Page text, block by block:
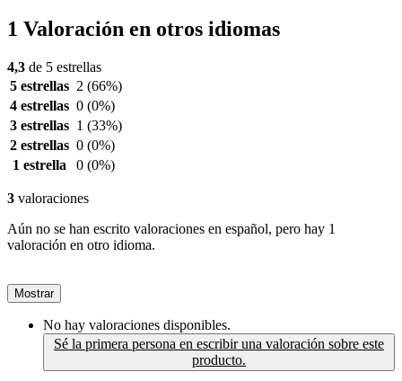
1 Valoración en otros idiomas
4,3 de 5 estrellas
5 estrellas 2 (66%)
4 estrellas 0 (0%)
3 estrellas 1 (33%)
2 estrellas 0 (0%)
1 estrella
0 (0%)
3 valoraciones
Aún no se han escrito valoraciones en español, pero hay 1
valoración en otro idioma.
Mostrar
No hay valoraciones disponibles.
Sé la primera persona en escribir una valoración sobre este
producto.